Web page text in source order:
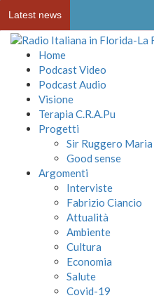
Latest news
Home
Podcast Video
Podcast Audio
Visione
Terapia C.R.A.Pu
Progetti
Sir Ruggero
Good sense
Argomenti
Interviste
Fabrizio Ciancio
Attualità
Ambiente
Cultura
Economia
Salute
Covid-19